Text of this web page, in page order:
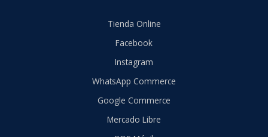
Tienda Online
Facebook
Instagram
WhatsApp Commerce
Google Commerce
Mercado Libre